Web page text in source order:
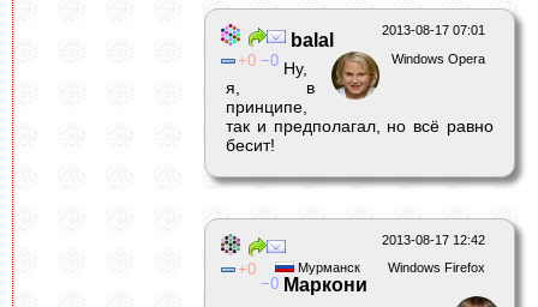
2013-08-17 07:01
Windows Opera
0 0
balal
Ну,
я, в
принципе,
так и предполагал, но всё равно
бесит!
2013-08-17 12:42
Windows Firefox
Мурманск
0
0 Маркони